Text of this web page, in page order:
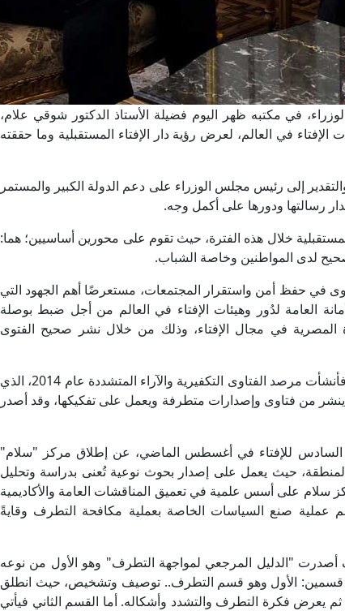
في مكتبه ظهر اليوم فضيلة الأستاذ الدكتور شوقي علام،
الإفتاء في العالم، لعرض رؤية دار الإفتاء المستقبلية وما حققته
إلى رئيس مجلس الوزراء على دعم الدولة الكبير والمستمر
رسالتها ودورها على أكمل وجه.
خلال هذه الفترة، حيث تقوم على محورين أساسيين؛ هما:
لدى المواطنين وخاصة الشباب.
في حفظ أمن واستقرار المجتمعات، مستعرضًا أهم الجهود التي
العامة لدُور وهيئات الإفتاء في العالم من أجل ضبط بوصلة
المصرية في مجال الإفتاء، وذلك من خلال نشر صحيح الفتوى
وأشار إلى أن الدار أدركت خطر التطرف مبكرًا؛ فأنشأت مرصد الفتاوى التكفيرية والآراء المتشددة عام 2014، الذي
من فتاوى وإصدارات متطرفة ويعمل على تفكيكها، وقد أصدر
السادس للإفتاء في أغسطس الماضي، عن إطلاق مركز "سلام"
حيث يعمل على إصدار بحوث نوعية تُعنى بدراسة وتحليل
سلام على أسس علمية في تعميق المناقشات العامة والأكاديمية
عملية صنع السياسات الخاصة بعملية مكافحة التطرف وقايةً
أصدرت "الدليل المرجعي لمواجهة التطرف" وهو الأول من نوعه
ويقع في 1000 صفحة على قسمين: الأول وهو قسم التطرف.. توصيف وتشخيص، حيث انطلق
يعرض فكرة التطرف والتشدد وأشكاله. أما القسم الثاني فيأتي